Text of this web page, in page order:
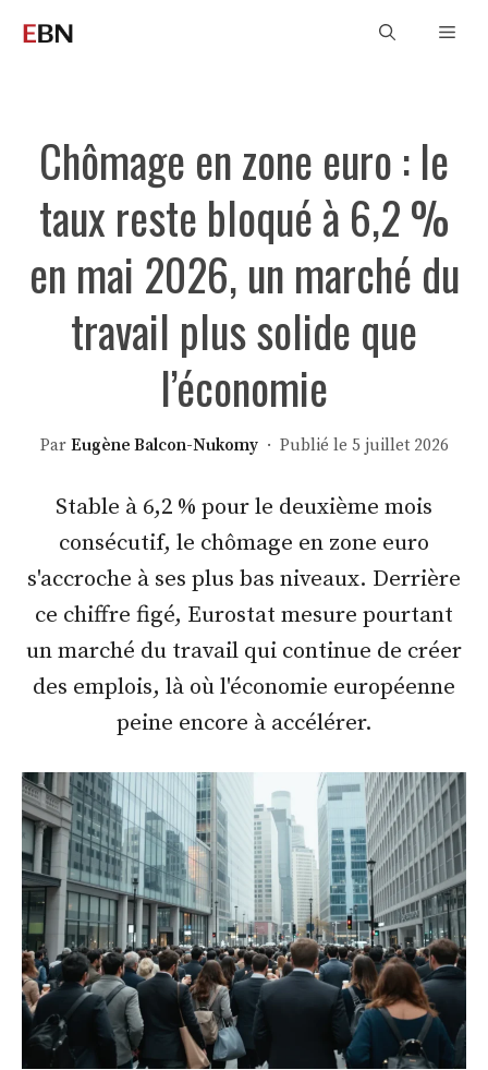
Chômage en zone euro : le
taux reste bloqué à 6,2 %
en mai 2026, un marché du
travail plus solide que
l’économie
Par Eugène Balcon-Nukomy· Publié le 5 juillet 2026
Stable à 6,2 % pour le deuxième mois
consécutif, le chômage en zone euro
s'accroche à ses plus bas niveaux. Derrière
ce chiffre figé, Eurostat mesure pourtant
un marché du travail qui continue de créer
des emplois, là où l'économie européenne
peine encore à accélérer.